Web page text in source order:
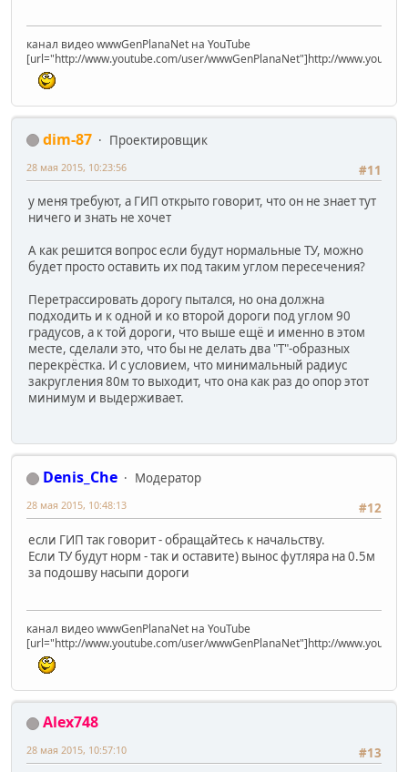
канал видео wwwGenPlanaNet на YouTube
[url="http://www.youtube.com/user/wwwGenPlanaNet"]http://
dim-87
Проектировщик
#11
28 мая 2015, 10:23:56
у меня требуют, а ГИП открыто говорит, что он не знает тут
ничего и знать не хочет
А как решится вопрос если будут нормальные ТУ, можно
будет просто оставить их под таким углом пересечения?
Перетрассировать дорогу пытался, но она должна
подходить и к одной и ко второй дороги под углом 90
градусов, а к той дороги, что выше ещё и именно в этом
месте, сделали это, что бы не делать два "Т"-образных
перекрёстка. И с условием, что минимальный радиус
закругления 80м то выходит, что она как раз до опор этот
минимум и выдерживает.
Denis_Che
Модератор
#12
28 мая 2015, 10:48:13
если ГИП так говорит - обращайтесь к начальству.
Если ТУ будут норм - так и оставите) вынос футляра на 0.5м
за подошву насыпи дороги
канал видео wwwGenPlanaNet на YouTube
[url="http://www.youtube.com/user/wwwGenPlanaNet"]http://
Alex748
#13
28 мая 2015, 10:57:10